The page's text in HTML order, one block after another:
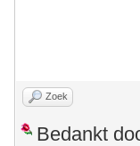
Zoek
Bedankt